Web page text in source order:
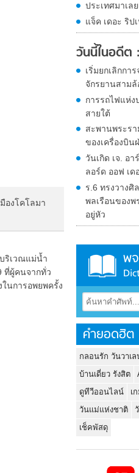
องโคโลมา
ริเวณแม่น้ำ
ที่ผู้คนจากทั่ว
นการอพยพครั้ง
ประเทศมาเล
แจ็ค เดอะ ริป
วันนี้ในอดีต
เริ่มยกเลิกกา
จักรยานสาม
การรถไฟแห่ง
สายใต้
สะพานพระรา
ของเครื่องบิ
วันเกิด เจ. อ
ลอร์ด ออฟ เด
ร.6 ทรงวางศิ
พลเรือนของพ
อยู่หัว
พ
คำยอดฮิต
กลอนรัก วันวาเ
บ้านเดี่ยว รังสิต
ดูทีวีออนไลน์
เ
วันแม่แห่งชาติ
เช็คพัสดุ